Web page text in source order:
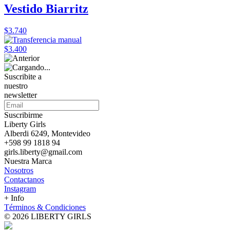
Vestido Biarritz
$3.740
$3.400
Suscribite a
nuestro
newsletter
Suscribirme
Liberty Girls
Alberdi 6249, Montevideo
+598 99 1818 94
girls.liberty@gmail.com
Nuestra Marca
Nosotros
Contactanos
Instagram
+ Info
Términos & Condiciones
© 2026 LIBERTY GIRLS